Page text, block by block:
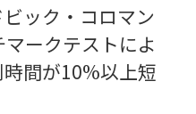
ック・コロマン
ークテストによ
時間が10%以上短